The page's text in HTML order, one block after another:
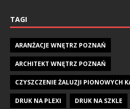
TAGI
ARANŻACJE WNĘTRZ POZNAŃ
ARCHITEKT WNĘTRZ POZNAŃ
CZYSZCZENIE ŻALUZJI PIONOWYCH
DRUK NA PLEXI DRUK NA SZKLE